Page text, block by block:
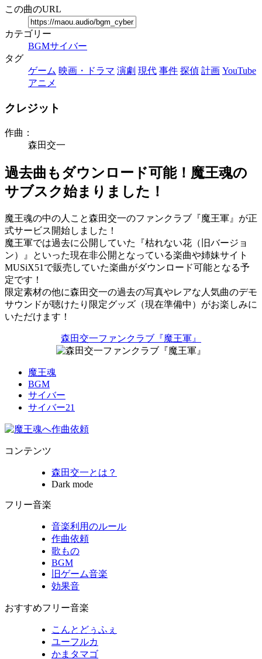
この曲のURL
カテゴリー
BGMサイバー
タグ
ゲーム 映画・ドラマ 演劇 現代 事件 探偵 計画 YouTube
アニメ
クレジット
作曲：
森田交一
過去曲もダウンロード可能！魔王魂の
サブスク始まりました！
魔王魂の中の人こと森田交一のファンクラブ『魔王軍』が正
式サービス開始しました！
魔王軍では過去に公開していた『枯れない花（旧バージョ
ン）』といった現在非公開となっている楽曲や姉妹サイト
MUSiX51で販売していた楽曲がダウンロード可能となる予
定です！
限定素材の他に森田交一の過去の写真やレアな人気曲のデモ
サウンドが聴けたり限定グッズ（現在準備中）がお楽しみに
いただけます！
森田交一ファンクラブ『魔王軍』
魔王魂
BGM
サイバー
サイバー21
コンテンツ
森田交一とは？
Dark mode
フリー音楽
音楽利用のルール
作曲依頼
歌もの
BGM
旧ゲーム音楽
効果音
おすすめフリー音楽
こんとどぅふぇ
ユーフルカ
かまタマゴ